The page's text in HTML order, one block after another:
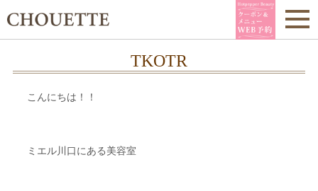
TKOTR
こんにちは！！
ミエル川口にある美容室